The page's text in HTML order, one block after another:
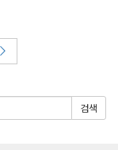
검색